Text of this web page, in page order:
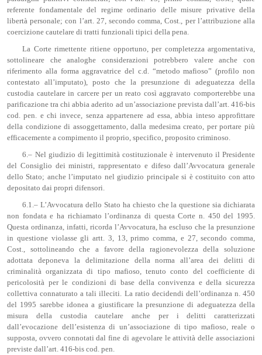
referente fondamentale del regime ordinario delle misure privative della
libertà personale; con l’art. 27, secondo comma, Cost., per l’attribuzione alla
coercizione cautelare di tratti funzionali tipici della pena.
La Corte rimettente ritiene opportuno, per completezza argomentativa,
sottolineare che analoghe considerazioni potrebbero valere anche con
riferimento alla forma aggravatrice del c.d. “metodo mafioso” (profilo non
contestato all’imputato), posto che la presunzione di adeguatezza della
custodia cautelare in carcere per un reato così aggravato comporterebbe una
parificazione tra chi abbia aderito ad un’associazione prevista dall’art. 416-bis
cod. pen. e chi invece, senza appartenere ad essa, abbia inteso approfittare
della condizione di assoggettamento, dalla medesima creato, per portare più
efficacemente a compimento il proprio, specifico, proposito criminoso.
6.– Nel giudizio di legittimità costituzionale è intervenuto il Presidente
del Consiglio dei ministri, rappresentato e difeso dall’Avvocatura generale
dello Stato; anche l’imputato nel giudizio principale si è costituito con atto
depositato dai propri difensori.
6.1.– L’Avvocatura dello Stato ha chiesto che la questione sia dichiarata
non fondata e ha richiamato l’ordinanza di questa Corte n. 450 del 1995.
Questa ordinanza, infatti, ricorda l’Avvocatura, ha escluso che la presunzione
in questione violasse gli artt. 3, 13, primo comma, e 27, secondo comma,
Cost., sottolineando che a favore della ragionevolezza della soluzione
adottata deponeva la delimitazione della norma all’area dei delitti di
criminalità organizzata di tipo mafioso, tenuto conto del coefficiente di
pericolosità per le condizioni di base della convivenza e della sicurezza
collettiva connaturato a tali illeciti. La ratio decidendi dell’ordinanza n. 450
del 1995 sarebbe idonea a giustificare la presunzione di adeguatezza della
misura della custodia cautelare anche per i delitti caratterizzati
dall’evocazione dell’esistenza di un’associazione di tipo mafioso, reale o
supposta, ovvero connotati dal fine di agevolare le attività delle associazioni
previste dall’art. 416-bis cod. pen.